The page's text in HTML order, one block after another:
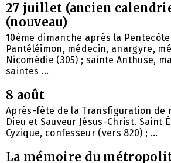
27 juillet (ancien
(nouveau)
10ème dimanche après la
Pantéléimon, médecin, anargyre,
Nicomédie (305) ; sainte Anthuse,
saintes ...
8 août
Après-fête de la Transfiguration de
Dieu et Sauveur Jésus-Christ. Saint
Cyzique, confesseur (vers 820) ; ...
La mémoire du